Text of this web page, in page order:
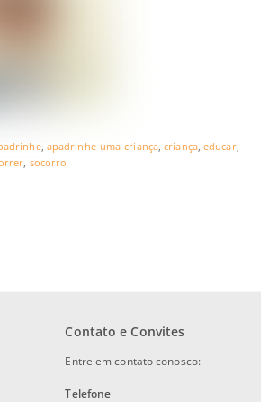
, apadrinhe-uma-criança,criança,educar,
socorro
Contato e Convites
Entre em contato conosco:
Telefone